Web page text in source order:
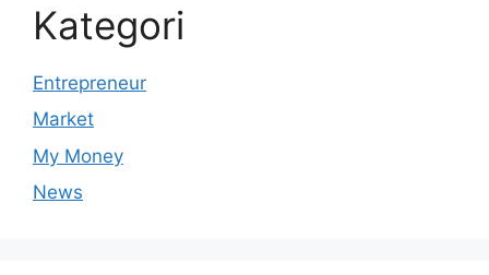
Kategori
Entrepreneur
Market
My Money
News